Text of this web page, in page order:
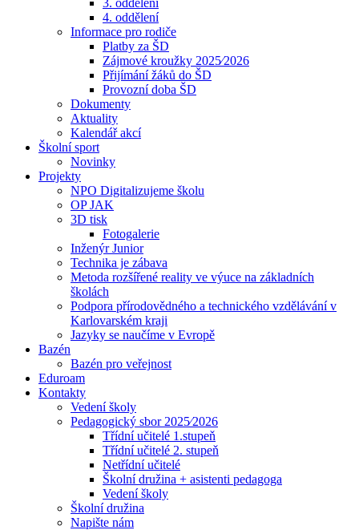
3. oddělení
4. oddělení
Informace pro rodiče
Platby za ŠD
Zájmové kroužky 2025⁄2026
Přijímání žáků do ŠD
Provozní doba ŠD
Dokumenty
Aktuality
Kalendář akcí
Školní sport
Novinky
Projekty
NPO Digitalizujeme školu
OP JAK
3D tisk
Fotogalerie
Inženýr Junior
Technika je zábava
Metoda rozšířené reality ve výuce na základních
školách
Podpora přírodovědného a technického vzdělávání v
Karlovarském kraji
Jazyky se naučíme v Evropě
Bazén
Bazén pro veřejnost
Eduroam
Kontakty
Vedení školy
Pedagogický sbor 2025⁄2026
Třídní učitelé 1.stupeň
Třídní učitelé 2. stupeň
Netřídní učitelé
Školní družina + asistenti pedagoga
Vedení školy
Školní družina
Napište nám